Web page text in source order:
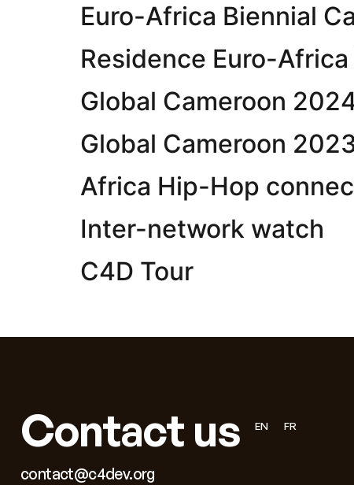
Euro-Africa Biennial
Residence Euro-
Global Cameroon
Global Cameroon
Africa Hip-Hop
Inter-network watch
C4D Tour
Contact us EN FR
contact@c4dev.org